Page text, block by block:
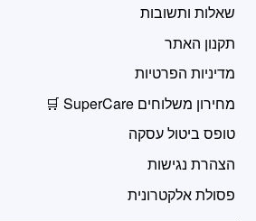
שאלות ותשובות
תקנון האתר
מדיניות הפרטיות
מחירון משלוחים SuperCare 🛒
טופס ביטול עסקה
הצהרת נגישות
פסולת אלקטרונית